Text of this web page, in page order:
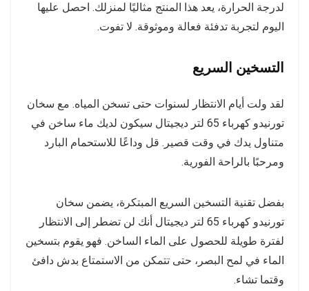
لدرجة الحرارة، يعد هذا المنتج مثاليًا لمنزلك. احصل عليها
اليوم لتجربة تدفئة فعالة وموثوقة. لا تفوت.
التسخين السريع
لقد ولت أيام الانتظار لسنوات حتى تسخن المياه. مع سخان
تورنيدو كهرباء 65 لتر ديجيتال سيكون لديك ماء ساخن في
متناول يدك في وقت قصير. قل وداعًا للاستحمام البارد
ومرحبًا بالراحة الفورية.
بفضل تقنية التسخين السريع المبتكرة، يضمن سخان
تورنيدو كهرباء 65 لتر ديجيتال أنك لن تضطر إلى الانتظار
لفترة طويلة للحصول على الماء الساخن. فهو يقوم بتسخين
الماء في لمح البصر، حتى تتمكن من الاستمتاع بدش دافئ
وقتما تشاء.